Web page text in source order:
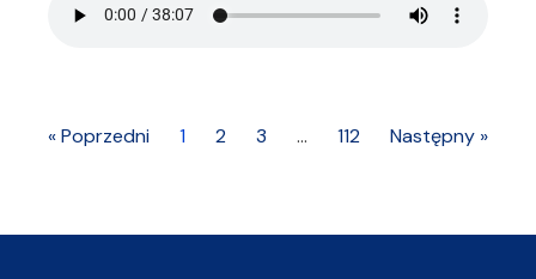
« Poprzedni 1 2 3 … 112 Następny »